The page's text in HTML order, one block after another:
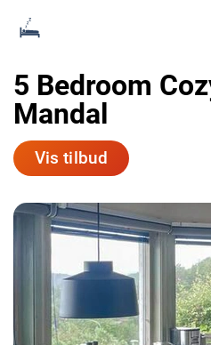
5 Bedroom
Mandal
Vis tilbud